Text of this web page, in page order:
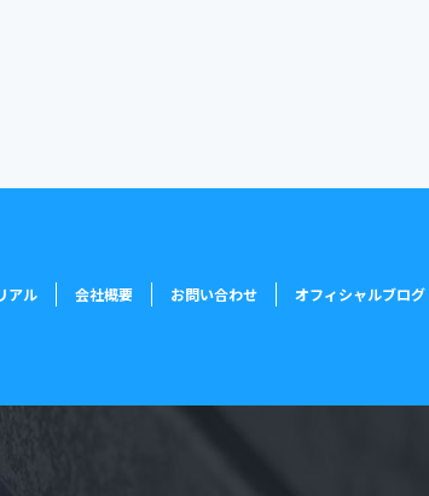
アル 会社概要 お問い合わせ オフィシャルブログ